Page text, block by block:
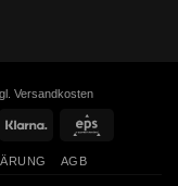
Versandkosten
Klarna
AGB